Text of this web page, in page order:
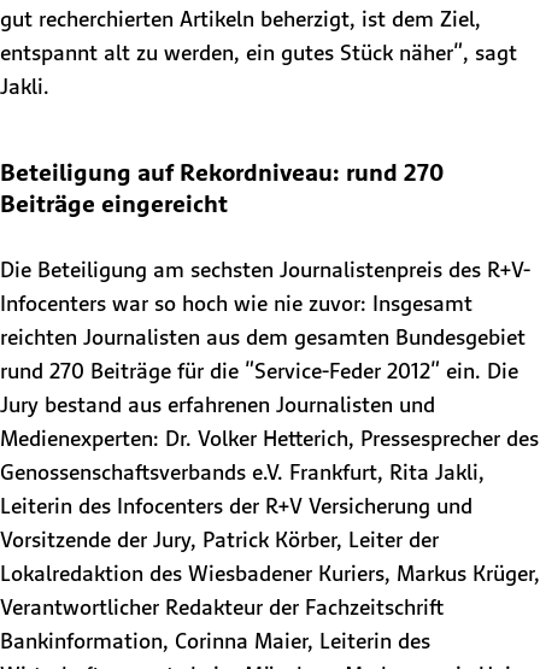
gut recherchierten Artikeln beherzigt, ist dem Ziel,
entspannt alt zu werden, ein gutes Stück näher", sagt
Jakli.
Beteiligung auf Rekordniveau: rund 270
Beiträge eingereicht
Die Beteiligung am sechsten Journalistenpreis des R+V-
Infocenters war so hoch wie nie zuvor: Insgesamt
reichten Journalisten aus dem gesamten Bundesgebiet
rund 270 Beiträge für die "Service-Feder 2012" ein. Die
Jury bestand aus erfahrenen Journalisten und
Medienexperten: Dr. Volker Hetterich, Pressesprecher des
Genossenschaftsverbands e.V. Frankfurt, Rita Jakli,
Leiterin des Infocenters der R+V Versicherung und
Vorsitzende der Jury, Patrick Körber, Leiter der
Lokalredaktion des Wiesbadener Kuriers, Markus Krüger,
Verantwortlicher Redakteur der Fachzeitschrift
Bankinformation, Corinna Maier, Leiterin des